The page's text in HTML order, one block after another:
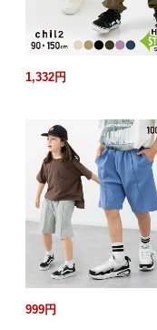
1,332円
999円